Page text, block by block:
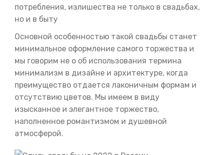
потребления, излишества не только в свадьбах,
но и в быту
Основной особенностью такой свадьбы станет
минимальное оформление самого торжества и
мы говорим не о об использования термина
минимализм в дизайне и архитектуре, когда
преимущество отдается лаконичным формам и
отсутствию цветов. Мы имеем в виду
изысканное и элегантное торжество,
наполненное романтизмом и душевной
атмосферой.